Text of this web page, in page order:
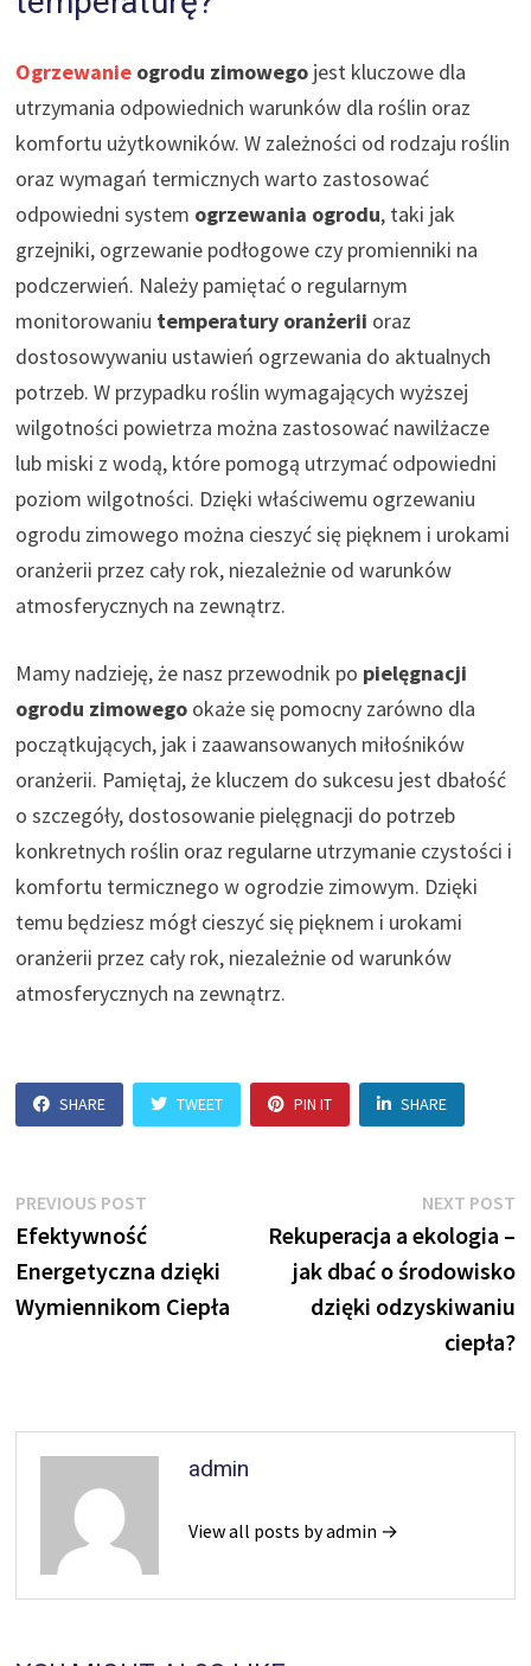
Ogrzewanie ogrodu zimowego jest kluczowe dla
utrzymania odpowiednich warunków dla roślin oraz
komfortu użytkowników. W zależności od rodzaju roślin
oraz wymagań termicznych warto zastosować
odpowiedni system ogrzewania ogrodu, taki jak
grzejniki, ogrzewanie podłogowe czy promienniki na
podczerwień. Należy pamiętać o regularnym
monitorowaniu temperatury oranżerii oraz
dostosowywaniu ustawień ogrzewania do aktualnych
potrzeb. W przypadku roślin wymagających wyższej
wilgotności powietrza można zastosować nawilżacze
lub miski z wodą, które pomogą utrzymać odpowiedni
poziom wilgotności. Dzięki właściwemu ogrzewaniu
ogrodu zimowego można cieszyć się pięknem i urokami
oranżerii przez cały rok, niezależnie od warunków
atmosferycznych na zewnątrz.
Mamy nadzieję, że nasz przewodnik po pielęgnacji
ogrodu zimowego okaże się pomocny zarówno dla
początkujących, jak i zaawansowanych miłośników
oranżerii. Pamiętaj, że kluczem do sukcesu jest dbałość
o szczegóły, dostosowanie pielęgnacji do potrzeb
konkretnych roślin oraz regularne utrzymanie czystości i
komfortu termicznego w ogrodzie zimowym. Dzięki
temu będziesz mógł cieszyć się pięknem i urokami
oranżerii przez cały rok, niezależnie od warunków
atmosferycznych na zewnątrz.
SHARE TWEET PIN IT SHARE
Nawigacja
wpisu
PREVIOUS POST
post:
Efektywność
Energetyczna dzięki
Wymiennikom Ciepła
NEXT POST
Rekuperacja a ekologia –
jak dbać o środowisko
dzięki odzyskiwaniu
ciepła?
admin
View all posts by admin →